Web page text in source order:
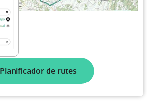
Planificador de rutes